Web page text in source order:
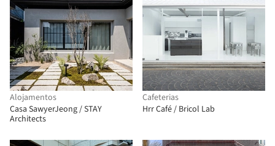
Alojamentos
Casa SawyerJeong / STAY
Architects
Cafeterias
Hrr Café / Bricol Lab